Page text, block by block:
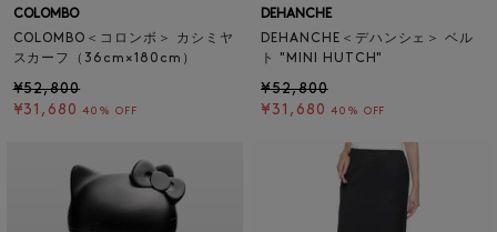
COLOMBO
COLOMBO＜コロンボ＞ カシミヤ
スカーフ（36cm×180cm）
¥52,800
¥31,680 40% OFF
DEHANCHE
DEHANCHE＜デハンシェ＞ ベル
ト "MINI HUTCH"
¥52,800
¥31,680 40% OFF